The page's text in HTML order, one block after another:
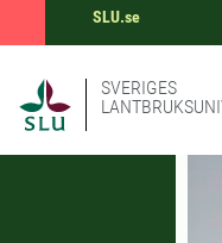
SLU.se
SVERIGES